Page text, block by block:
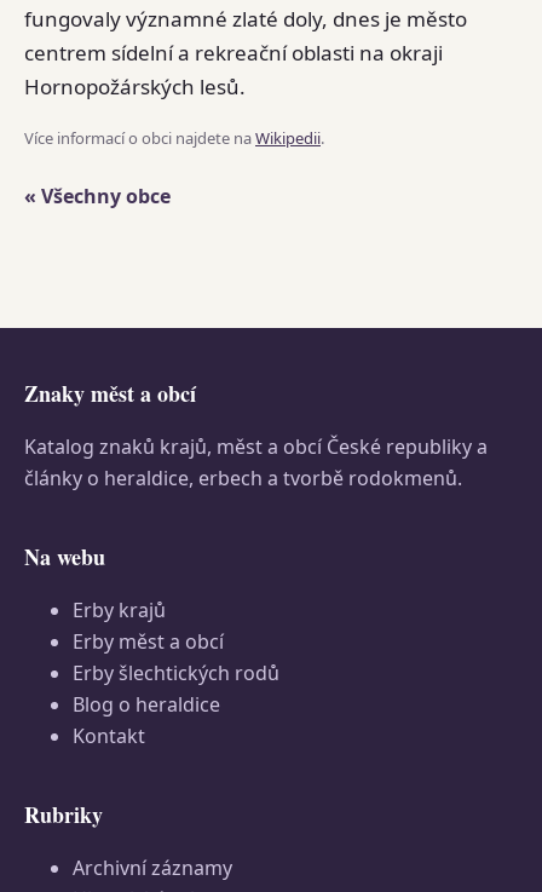
fungovaly významné zlaté doly, dnes je město
centrem sídelní a rekreační oblasti na okraji
Hornopožárských lesů.
Více informací o obci najdete naWikipedii.
« Všechny obce
Znaky měst a obcí
Katalog znaků krajů, měst a obcí České republiky a
články o heraldice, erbech a tvorbě rodokmenů.
Na webu
Erby krajů
Erby měst a obcí
Erby šlechtických rodů
Blog o heraldice
Kontakt
Rubriky
Archivní záznamy